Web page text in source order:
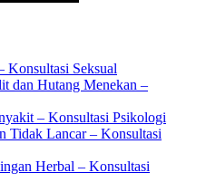
Konsultasi Seksual
dan Hutang Menekan –
– Konsultasi Psikologi
Tidak Lancar – Konsultasi
Herbal – Konsultasi